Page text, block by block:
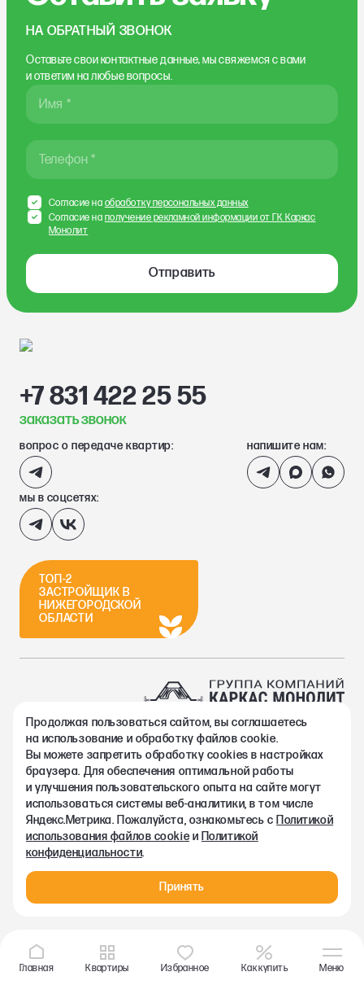
НА ОБРАТНЫЙ ЗВОНОК
Оставьте свои контактные данные, мы свяжемсяс вами
и ответим на любые вопросы.
Имя *
Телефон *
Отправить
Согласие на обработку персональных данных
Согласие на получение рекламной информации от ГК Каркас
Монолит
+7 831 422 25 55
заказать звонок
вопрос о передаче квартир: напишите нам:
мы в соцсетях:
ТОП-2
ЗАСТРОЙЩИК В
НИЖЕГОРОДСКОЙ
ОБЛАСТИ
2002-2026. Группа компаний Каркас Монолит
Политика конфиденциальности
Правовая информация
Согласие на обработку персональных данных
Согласие на получение рекламно-информационных материалов
Любая информация, представленная на данном сайте, носит
исключительно информационный характер и ни при каких
условиях не является публичной офертой, определяемой
Главная Квартиры Избранное Как купить Меню
Продолжая пользоваться сайтом, вы соглашаетесь
на использование и обработку файлов cookie.
Вы можете запретить обработку сookies в настройках
браузера. Для обеспечения оптимальной работы
и улучшения пользовательского опыта на сайте могут
использоваться системы веб-аналитики, в том числе
Яндекс.Метрика. Пожалуйста, ознакомьтесь с Политикой
использования файлов cookieи Политикой
конфиденциальности.
Принять